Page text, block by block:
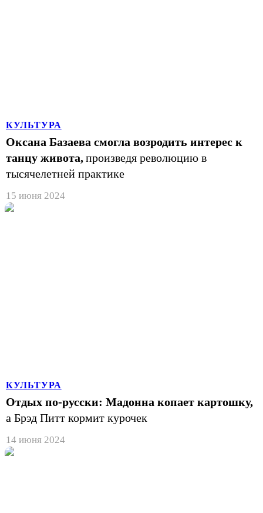
КУЛЬТУРА
Оксана Базаева смогла возродить интерес к
танцу живота,произведя революцию в
тысячелетней практике
15 июня 2024
КУЛЬТУРА
Отдых по-русски: Мадонна копает картошку,
а Брэд Питт кормит курочек
14 июня 2024